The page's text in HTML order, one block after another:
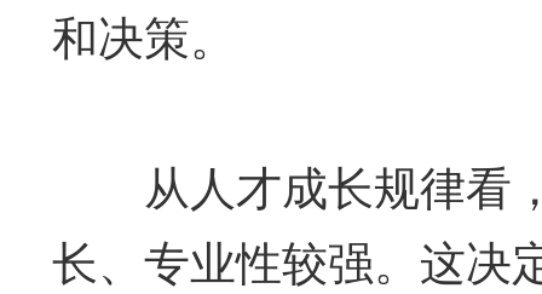
和决策。
从人才成长规律看
长、专业性较强。这决